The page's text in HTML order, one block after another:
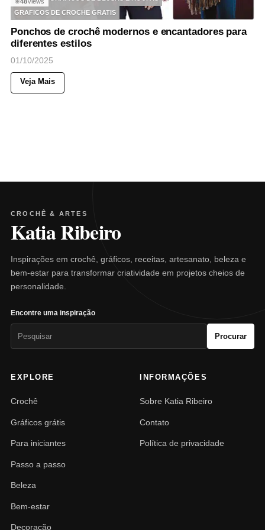
GRAFICOS DE CROCHE GRATIS
Ponchos de crochê modernos e encantadores para
diferentes estilos
01/10/2025
Veja Mais
CROCHÊ & ARTES
Katia Ribeiro
Inspirações em crochê, gráficos, receitas, artesanato, beleza e
bem-estar para transformar criatividade em projetos cheios de
personalidade.
Encontre uma inspiração
Procurar
EXPLORE
Crochê
Gráficos grátis
Para iniciantes
Passo a passo
Beleza
Bem-estar
Decoração
INFORMAÇÕES
Sobre Katia Ribeiro
Contato
Política de privacidade